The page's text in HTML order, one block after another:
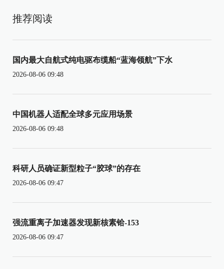
推荐阅读
国内最大自航式纯电驱布缆船“蓝海领航”下水
2026-08-06 09:48
中国机器人适配全球多元应用场景
2026-08-06 09:48
科研人员确证新型粒子“胶球”的存在
2026-08-06 09:47
强流重离子加速器发现新核素铪-153
2026-08-06 09:47